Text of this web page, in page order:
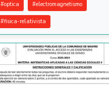
#optica #electromagnetismo
#fisica-relativista